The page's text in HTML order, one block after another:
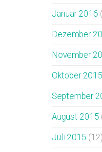
Januar 2016
Dezember
November
Oktober 2015
September
August 2015
Juli 2015 (12)